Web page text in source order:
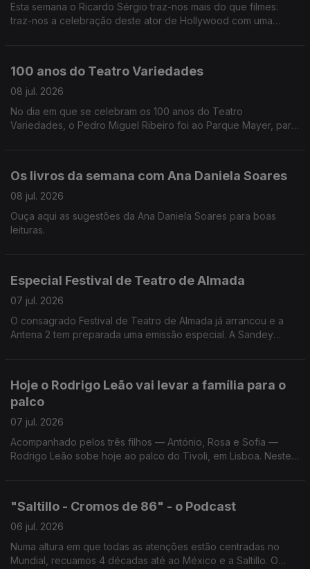
Esta semana o Ricardo Sérgio traz-nos mais do que filmes:
traz-nos a celebração deste ator de Hollywood com uma
100 anos do Teatro Variedades
08 jul. 2026
No dia em que se celebram os 100 anos do Teatro
Variedades, o Pedro Miguel Ribeiro foi ao Parque Mayer, para
Os livros da semana com Ana Daniela Soares
08 jul. 2026
Ouça aqui as sugestões da Ana Daniela Soares para boas
leituras.
Especial Festival de Teatro de Almada
07 jul. 2026
O consagrado Festival de Teatro de Almada já arrancou e a
Antena 2 tem preparada uma emissão especial. A Sandey
Hoje o Rodrigo Leão vai levar a família para o
palco
07 jul. 2026
Acompanhado pelos três filhos — António, Rosa e Sofia —
Rodrigo Leão sobe hoje ao palco do Tivoli, em Lisboa. Neste
"Saltillo - Cromos de 86" - o Podcast
06 jul. 2026
Numa altura em que todas as atenções estão centradas no
Mundial, recuamos 4 décadas até ao México e a Saltillo. O